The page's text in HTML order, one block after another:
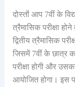
दोस्तों आप 7वीं के
त्रैमासिक परीक्षा होने
द्वितीय त्रैमासिक
जिसमें 7वीं के छात्र
परीक्षा होगी और
आयोजित होगा। इस